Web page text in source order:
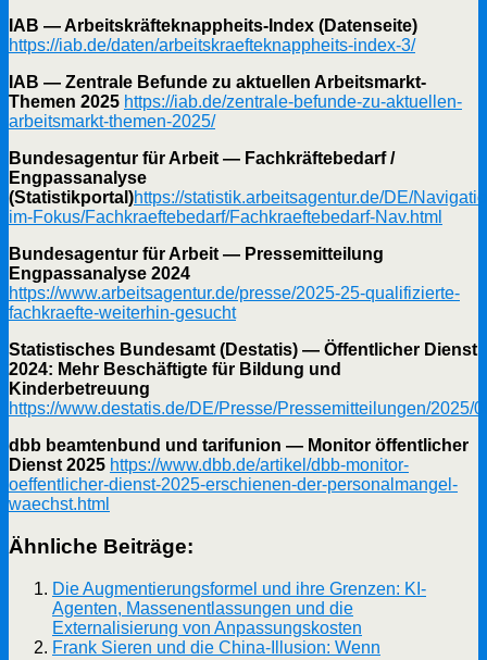
IAB — Arbeitskräfteknappheits-Index (Datenseite)
https://iab.de/daten/arbeitskraefteknappheits-index-3/
IAB — Zentrale Befunde zu aktuellen Arbeitsmarkt-
Themen 2025 https://iab.de/zentrale-befunde-zu-aktuellen-
arbeitsmarkt-themen-2025/
Bundesagentur für Arbeit — Fachkräftebedarf /
Engpassanalyse
(Statistikportal)https://statistik.arbeitsagentur.de/DE/
im-Fokus/Fachkraeftebedarf/Fachkraeftebedarf-Nav.html
Bundesagentur für Arbeit — Pressemitteilung
Engpassanalyse 2024
https://www.arbeitsagentur.de/presse/2025-25-qualifizierte-
fachkraefte-weiterhin-gesucht
Statistisches Bundesamt (Destatis) — Öffentlicher Dienst
2024: Mehr Beschäftigte für Bildung und
Kinderbetreuung
https://www.destatis.de/DE/Presse/Pressemitteilungen/2025/
dbb beamtenbund und tarifunion — Monitor öffentlicher
Dienst 2025 https://www.dbb.de/artikel/dbb-monitor-
oeffentlicher-dienst-2025-erschienen-der-personalmangel-
waechst.html
Ähnliche Beiträge:
Die Augmentierungsformel und ihre Grenzen: KI-
Agenten, Massenentlassungen und die
Externalisierung von Anpassungskosten
Frank Sieren und die China-Illusion: Wenn